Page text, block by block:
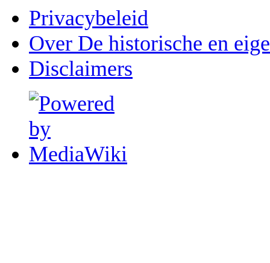
Privacybeleid
Over De historische en
Disclaimers